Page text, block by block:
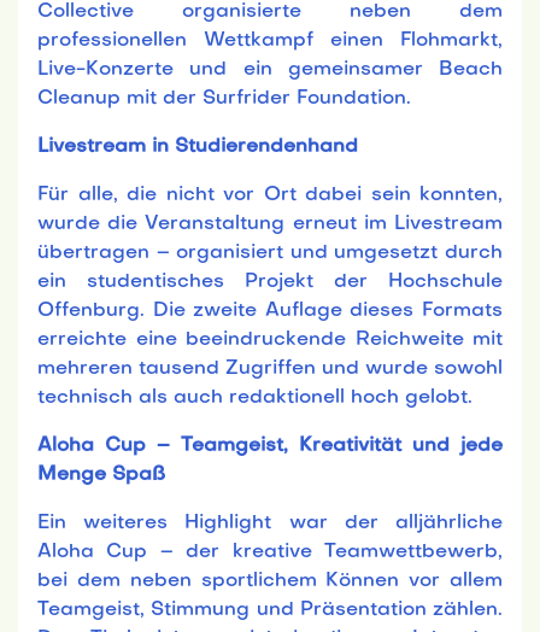
Collective organisierte neben dem
professionellen Wettkampf einen Flohmarkt,
Live-Konzerte und ein gemeinsamer Beach
Cleanup mit der Surfrider Foundation.
Livestream in Studierendenhand
Für alle, die nicht vor Ort dabei sein konnten,
wurde die Veranstaltung erneut im Livestream
übertragen – organisiert und umgesetzt durch
ein studentisches Projekt der Hochschule
Offenburg. Die zweite Auflage dieses Formats
erreichte eine beeindruckende Reichweite mit
mehreren tausend Zugriffen und wurde sowohl
technisch als auch redaktionell hoch gelobt.
Aloha Cup – Teamgeist, Kreativität und jede
Menge Spaß
Ein weiteres Highlight war der alljährliche
Aloha Cup – der kreative Teamwettbewerb,
bei dem neben sportlichem Können vor allem
Teamgeist, Stimmung und Präsentation zählen.